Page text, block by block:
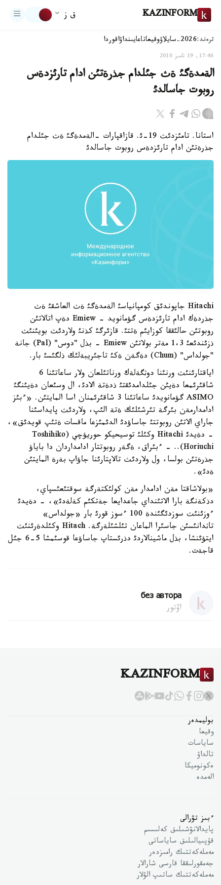
KAZINFORM ق ز
ترەند:2026-سايلاۋ وقيعاتاعايىنداۋاقوردا
17:46, 19 تامىز 2010
الةمدةگئ ةث جئلدام جذرةتئن ادام تارئزدةس
روبوت جاسالدئ
استانا. تامئزدئث 19-ئ. قازاقپارات -الةمدةگئ ةث جئلدام
جذرةتئن ادام تارئزدةس روبوت جاسالدئ
Hitachi جاپوندئق كومپانياسئ الةمدةگئ ةث العاشقئ ةث
جذردةك ادام تارئزدةس گؤمانويد - Emiew دةپ اتالاتئن
روبوتئن حالئققا كوزايئم ةتتئ. قازئرگئ كذنئ ولاردئث بويئنئث
ذزئندئعئ 1،3 مةتر بولاتئن Emiew - بذل "دوس" (Pal) جانة
"جولداس" (Chum) دةگةن ةكئ تاجئريبةلئك ذلگئسئ بار.
اياقتارئنئث ورنئنا دوثگةلةك ورناتئلعان ولار ساعاتئنا 6
شاقئرئمعا دةيئن جئلدامدئقتئ ذدةتة الادئ، ال وسئعان دةيئنگئ
ASIMO گؤمانويدئ ساعاتئنا 3 شاقئرئمنان اسا المايتئن. «ءبئز
ادامدارمةن بئرگة تئرشئلئك ةتة الئپ، ولاردئث پايداسئنا
جاراي الاتئن روبوتتئ جاساؤدئ الدئمئزعا ماقسات ةتئپ قويدئق»،
- دةيدئ Hitachi وكئلئ توسيحيكو حوريؤچي (Toshihiko
Horiuchi).. - ءبئراق، ةگةر روبوتتار ادامداردان دا باياؤ
جذرةتئن بولسا، ول ولاردئث تالاپتارئنا جاؤاپ بةرة المايتئن
ةدئ».
«بولاشاقتا مةن ادامدار مةن كولئكتةرگة سوقتئعئسپاي،
دذكةنگة بارا الاتئنداي جاعدايعا جةتكئم كةلةدئ»، - دةيدئ
ءوزئنئث سوزدئگئندة 100 ءسوز قورئ بار «جولداس»
تاثدانئسئن جاسئرا الماعان تئلشئلةرگة. Hitach وكئلدةرئنئث
ايتؤئنشا، بذل ماشينالاردئ دذرئستاپ جاساؤعا قوسئمشا 5-6 جئل
قاجةت.
без автора
اۆتور
KAZINFORM
بوليمدەر
وقيعا
ساياسات
تالداۋ
ەكونوميكا
الەمدە
ءبىز تۋرالى
پايدالانۋشىلىق كەلىسىم
قۇپىيالىلىق ساياساتى
مەملەكەتتىك رامىزدەر
جەمقورلىققا قارسى شارالار
مەملەكەتتىك ساتىپ الۋلار